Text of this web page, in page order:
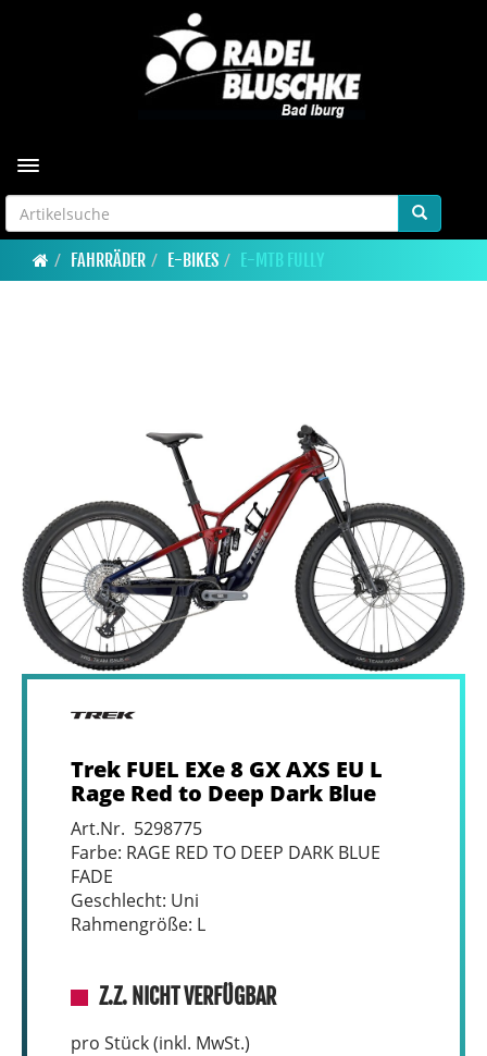
Toggle navigation
FAHRRÄDER E-BIKES E-MTB FULLY
Trek FUEL EXe 8 GX AXS EU L
Rage Red to Deep Dark Blue
Art.Nr. 5298775
Farbe: RAGE RED TO DEEP DARK BLUE
FADE
Geschlecht: Uni
Rahmengröße: L
Z.Z. NICHT VERFÜGBAR
pro Stück (inkl. MwSt.)